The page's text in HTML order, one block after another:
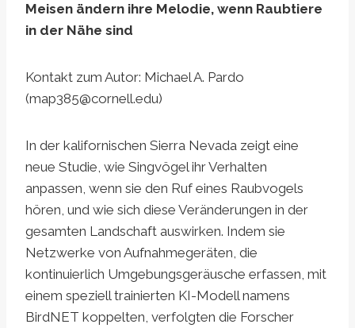
Meisen ändern ihre Melodie, wenn Raubtiere
in der Nähe sind
Kontakt zum Autor: Michael A. Pardo
(map385@cornell.edu)
In der kalifornischen Sierra Nevada zeigt eine
neue Studie, wie Singvögel ihr Verhalten
anpassen, wenn sie den Ruf eines Raubvogels
hören, und wie sich diese Veränderungen in der
gesamten Landschaft auswirken. Indem sie
Netzwerke von Aufnahmegeräten, die
kontinuierlich Umgebungsgeräusche erfassen, mit
einem speziell trainierten KI-Modell namens
BirdNET koppelten, verfolgten die Forscher